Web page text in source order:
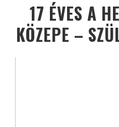
17 ÉVES A
KÖZEPE –